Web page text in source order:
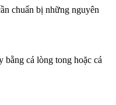
chuẩn bị những nguyên
bằng cá lòng tong hoặc cá